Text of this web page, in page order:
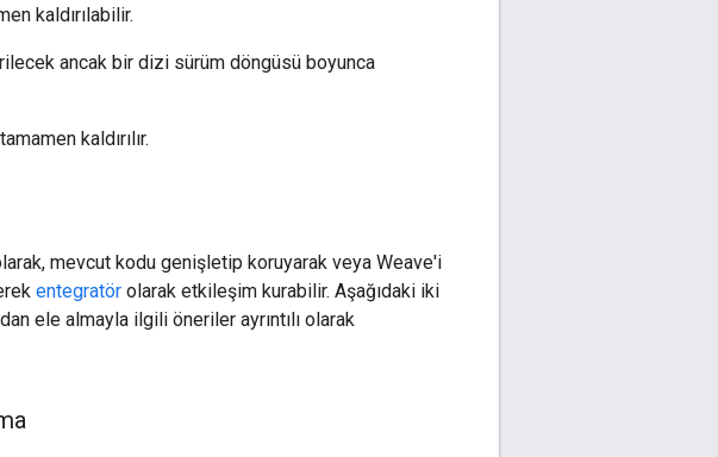
kaldırılabilir.
ancak bir dizi sürüm döngüsü boyunca
kaldırılır.
mevcut kodu genişletip koruyarak veya Weave'i
entegratör olarak etkileşim kurabilir. Aşağıdaki iki
ele almayla ilgili öneriler ayrıntılı olarak